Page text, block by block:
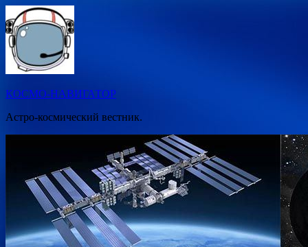
Перейти
к
содержимому
КОСМО-НАВИГАТОР
Астро-космический вестник.